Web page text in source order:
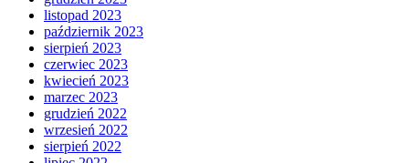
listopad 2023
październik 2023
sierpień 2023
czerwiec 2023
kwiecień 2023
marzec 2023
grudzień 2022
wrzesień 2022
sierpień 2022